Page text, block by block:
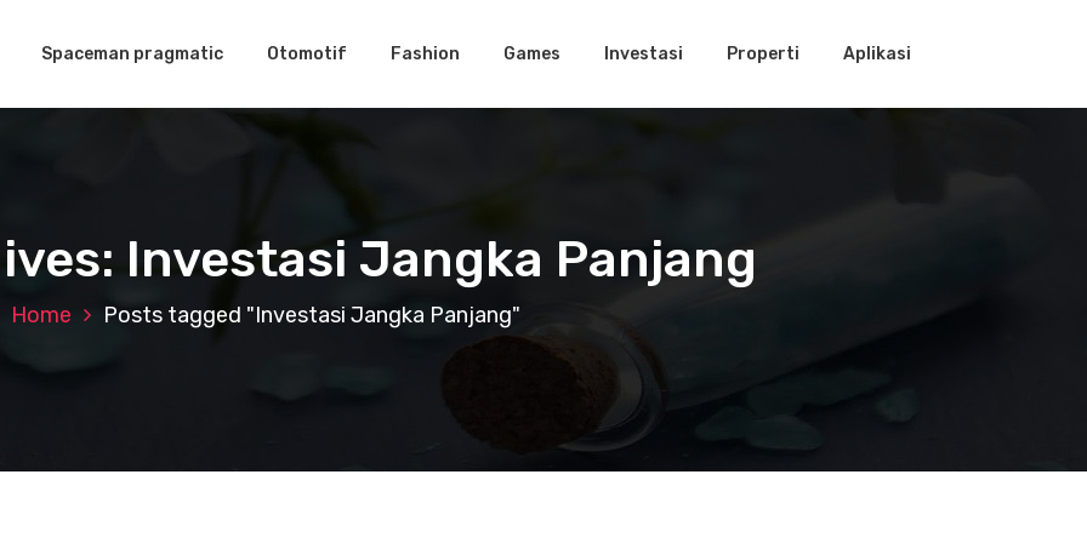
Spaceman pragmatic Otomotif Fashion Games Investasi Properti Aplikasi
Investasi Jangka Panjang
Home Posts tagged "Investasi Jangka Panjang"